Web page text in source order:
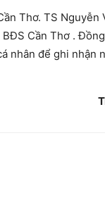
Thơ. TS Nguyễn
Cần Thơ .
nhân để ghi nhận